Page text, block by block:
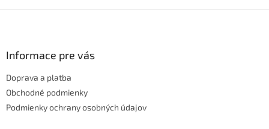
y
v
Informace pre vás
Doprava a platba
Obchodné podmienky
Podmienky ochrany osobných údajov